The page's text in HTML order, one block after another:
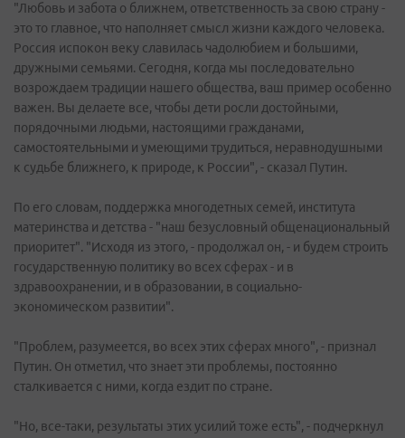
"Любовь и забота о ближнем, ответственность за свою страну -
это то главное, что наполняет смысл жизни каждого человека.
Россия испокон веку славилась чадолюбием и большими,
дружными семьями. Сегодня, когда мы последовательно
возрождаем традиции нашего общества, ваш пример особенно
важен. Вы делаете все, чтобы дети росли достойными,
порядочными людьми, настоящими гражданами,
самостоятельными и умеющими трудиться, неравнодушными
к судьбе ближнего, к природе, к России", - сказал Путин.
По его словам, поддержка многодетных семей, института
материнства и детства - "наш безусловный общенациональный
приоритет". "Исходя из этого, - продолжал он, - и будем строить
государственную политику во всех сферах - и в
здравоохранении, и в образовании, в социально-
экономическом развитии".
"Проблем, разумеется, во всех этих сферах много", - признал
Путин. Он отметил, что знает эти проблемы, постоянно
сталкивается с ними, когда ездит по стране.
"Но, все-таки, результаты этих усилий тоже есть", - подчеркнул